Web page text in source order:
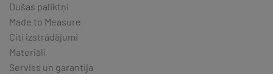
Dušas paliktņi
Made to Measure
Citi izstrādājumi
Materiāli
Serviss un garantija